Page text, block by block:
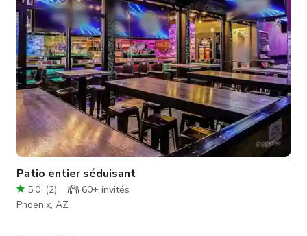
Patio entier séduisant
5.0 (2) 60+ invités
Phoenix, AZ